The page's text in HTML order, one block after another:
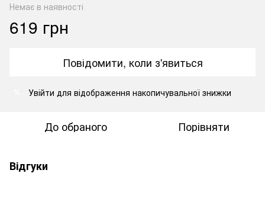
Немає в наявності
619 грн
Повідомити, коли з'явиться
Увійти для відображення накопичувальної знижки
До обраного Порівняти
Відгуки